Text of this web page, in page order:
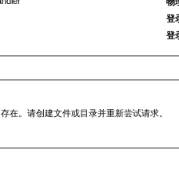
登
登
在。请创建文件或目录并重新尝试请求。